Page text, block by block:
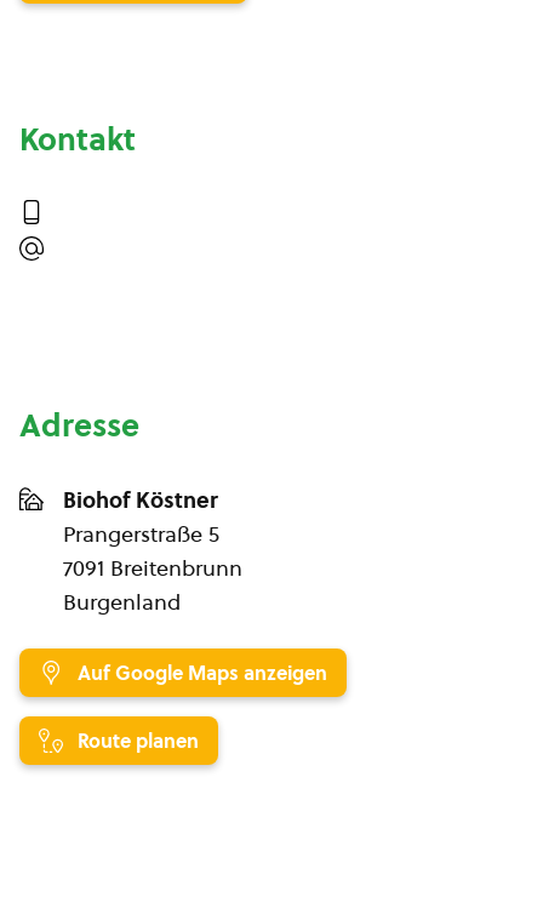
Kontakt
Adresse
Biohof Köstner
Prangerstraße 5
7091 Breitenbrunn
Burgenland
Auf Google Maps anzeigen
Route planen